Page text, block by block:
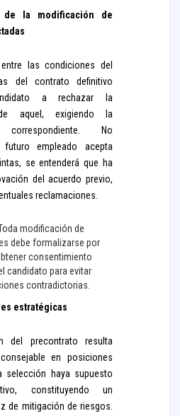
de la modificación de
las condiciones del
del contrato definitivo
a rechazar la
aquel, exigiendo la
correspondiente. No
empleado acepta
se entenderá que ha
del acuerdo previo,
reclamaciones.
modificación de
debe formalizarse por
consentimiento
candidato para evitar
contradictorias.
estratégicas
del precontrato resulta
en posiciones
selección haya supuesto
constituyendo un
de mitigación de riesgos.